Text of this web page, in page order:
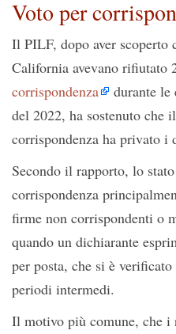
Voto per
Il PILF, dopo aver
California avevano rifiutato
corrispondenza
durante
del 2022, ha sostenuto che
corrispondenza ha privato
Secondo il rapporto, lo
corrispondenza
firme non corrispondenti o
quando un dichiarante
per posta, che si è
periodi intermedi.
Il motivo più comune, che i